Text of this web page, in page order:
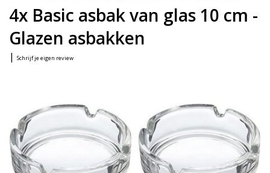
4x Basic asbak van glas 10 cm -
Glazen asbakken
| Schrijf je eigen review